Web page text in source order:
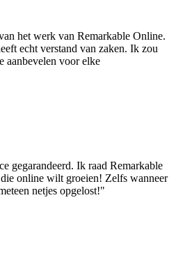
het werk van Remarkable Online.
echt verstand van zaken. Ik zou
aanbevelen voor elke
gegarandeerd. Ik raad Remarkable
online wilt groeien! Zelfs wanneer
netjes opgelost!"